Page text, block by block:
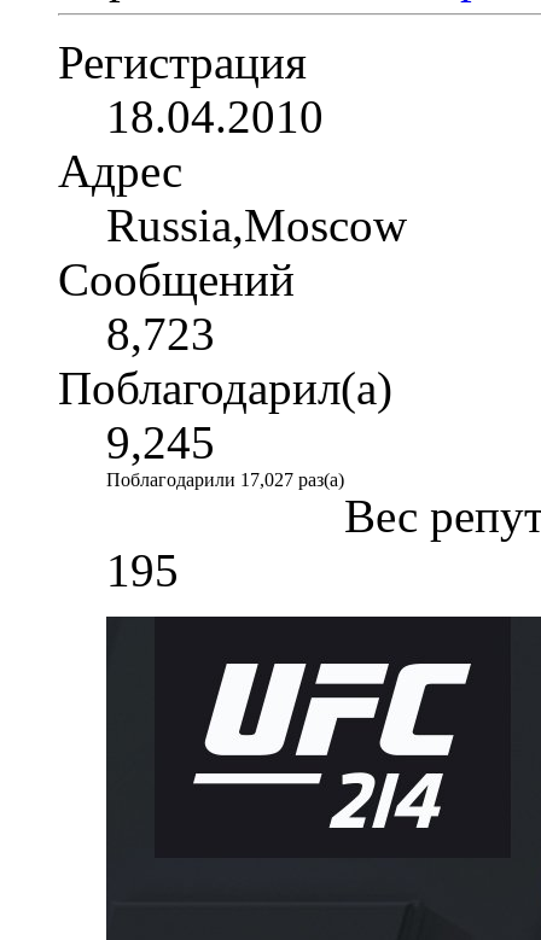
Регистрация
18.04.2010
Адрес
Russia,Moscow
Сообщений
8,723
Поблагодарил(а)
9,245
Поблагодарили 17,027 раз(а)
Вес
195